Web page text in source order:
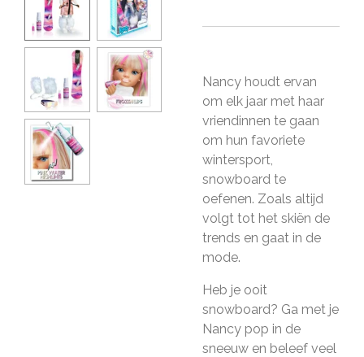
Nancy houdt ervan
om elk jaar met haar
vriendinnen te gaan
om hun favoriete
wintersport,
snowboard te
oefenen. Zoals altijd
volgt tot het skiën de
trends en gaat in de
mode.
Heb je ooit
snowboard? Ga met je
Nancy pop in de
sneeuw en beleef veel